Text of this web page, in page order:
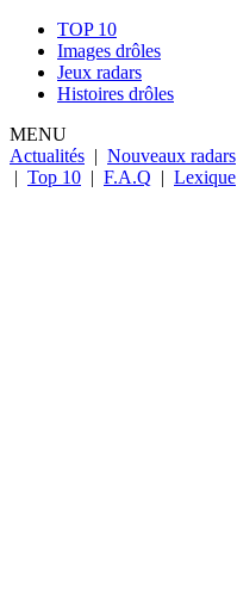
TOP 10
Images drôles
Jeux radars
Histoires drôles
MENU
Actualités | Nouveaux radars
| Top 10 | F.A.Q | Lexique